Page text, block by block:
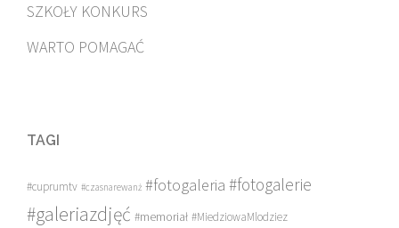
SZKOŁY KONKURS
WARTO POMAGAĆ
TAGI
#cuprumtv #czasnarewanż #fotogaleria #fotogalerie
#galeriazdjęć #memoriał #MiedziowaMlodziez